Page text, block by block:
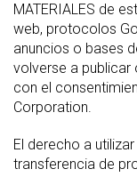
MATERIALES de
web, protocolos
anuncios o bases
volverse a publicar
con el
Corporation.
El derecho a
transferencia de